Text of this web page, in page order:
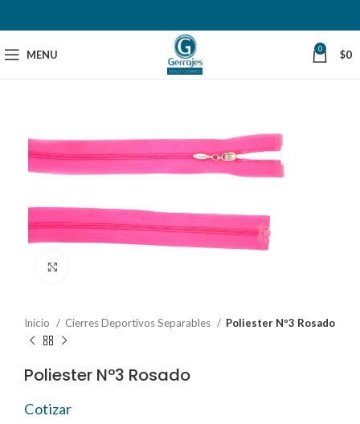
MENU 0 $0
Inicio Cierres Deportivos Separables Poliester Nº3 Rosado
Poliester Nº3 Rosado
Cotizar